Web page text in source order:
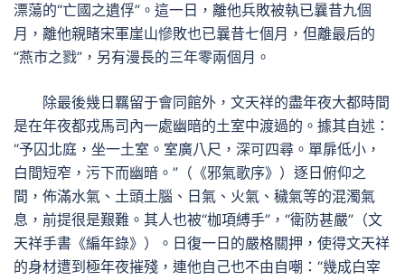
漂蕩的“亡國之遺俘”。這一日，離他兵敗被執已曩昔九個
月，離他親睹宋軍崖山慘敗也已曩昔七個月，但離最后的
“燕市之戮”，另有漫長的三年零兩個月。
除最後幾日羈留于會同館外，文天祥的盡年夜大都時間
是在年夜都戎馬司內一處幽暗的土室中渡過的。據其自述：
“予囚北庭，坐一土室。室廣八尺，深可四尋。單扉低小，
白間短窄，污下而幽暗。”（《邪氣歌序》）逐日俯仰之
間，佈滿水氣、土頭土腦、日氣、火氣、穢氣等的混濁氣
息，前提很是艱難。其人也被“枷項縛手”，“衛防甚嚴”（文
天祥手書《編年錄》）。日復一日的嚴格關押，使得文天祥
的身材遭到極年夜摧殘，連他自己也不由自嘲：“幾成白宰